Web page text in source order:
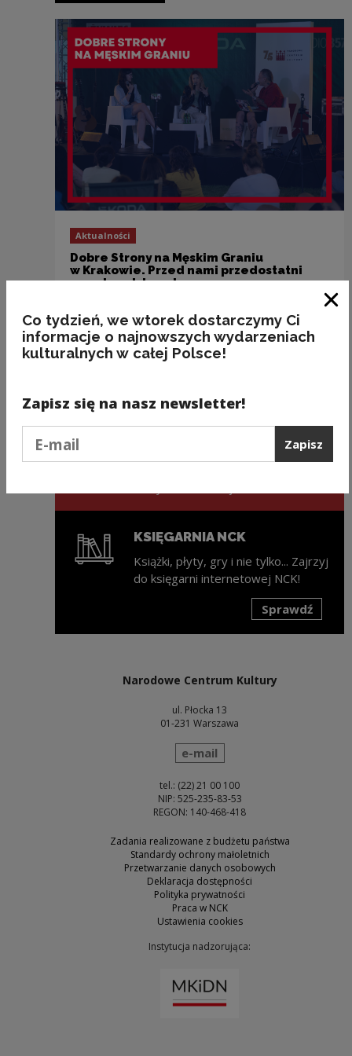
Aktualności
Dobre Strony na Męskim Graniu
w Krakowie. Przed nami przedostatni
przystanek trasy!
Poprzedni slajd
Następny slajd
ZAPISZ SIĘ NA NEWSLETTER
NCK
Świeża porcja informacji ze świata
KSIĘGARNIA NCK
Książki, płyty, gry i nie tylko... Zajrzyj
do księgarni internetowej NCK!
Sprawdź
Narodowe Centrum Kultury
ul. Płocka 13
01-231 Warszawa
wyślij wiadomość
e-mail
tel.: (22) 21 00 100
NIP: 525-235-83-53
REGON: 140-468-418
Zadania realizowane z budżetu państwa
Standardy ochrony małoletnich
Przetwarzanie danych osobowych
Deklaracja dostępności
Polityka prywatności
Praca w NCK
Ustawienia cookies
Instytucja nadzorująca:
Co tydzień, we wtorek dostarczymy Ci
informacje o najnowszych wydarzeniach
kulturalnych w całej Polsce!
Zapisz się na nasz newsletter!
Zapisz